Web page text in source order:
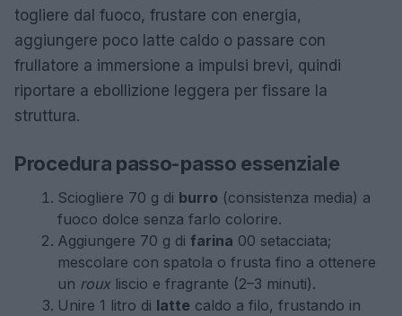
togliere dal fuoco, frustare con energia,
aggiungere poco latte caldo o passare con
frullatore a immersione a impulsi brevi, quindi
riportare a ebollizione leggera per fissare la
struttura.
Procedura passo-passo essenziale
Sciogliere 70 g di burro (consistenza media) a
fuoco dolce senza farlo colorire.
Aggiungere 70 g di farina 00 setacciata;
mescolare con spatola o frusta fino a ottenere
un rouxliscio e fragrante (2–3 minuti).
Unire 1 litro di latte caldo a filo, frustando in